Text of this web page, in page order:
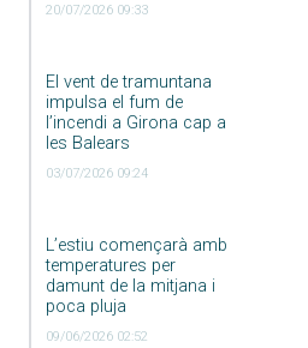
20/07/2026 09:33
El vent de tramuntana
impulsa el fum de
l’incendi a Girona cap a
les Balears
03/07/2026 09:24
L’estiu començarà amb
temperatures per
damunt de la mitjana i
poca pluja
09/06/2026 02:52